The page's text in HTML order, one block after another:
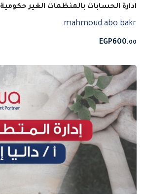
ادارة الحسابات بالمنظمات الغير حكومية
mahmoud abo bakr
EGP600.00